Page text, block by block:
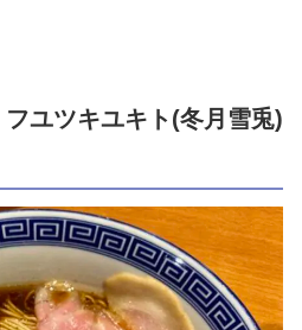
ユツキユキト(冬月雪兎)